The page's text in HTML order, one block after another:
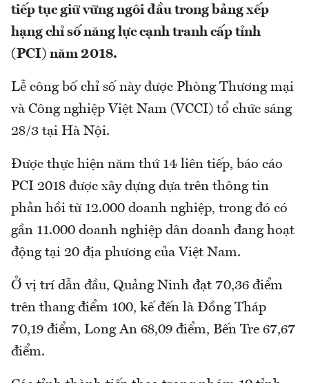
tiếp tục giữ vững ngôi đầu trong bảng xếp
hạng chỉ số năng lực cạnh tranh cấp tỉnh
(PCI) năm 2018.
Lễ công bố chỉ số này được Phòng Thương mại
và Công nghiệp Việt Nam (VCCI) tổ chức sáng
28/3 tại Hà Nội.
Được thực hiện năm thứ 14 liên tiếp, báo cáo
PCI 2018 được xây dựng dựa trên thông tin
phản hồi từ 12.000 doanh nghiệp, trong đó có
gần 11.000 doanh nghiệp dân doanh đang hoạt
động tại 20 địa phương của Việt Nam.
Ở vị trí dẫn đầu, Quảng Ninh đạt 70,36 điểm
trên thang điểm 100, kế đến là Đồng Tháp
70,19 điểm, Long An 68,09 điểm, Bến Tre 67,67
điểm.